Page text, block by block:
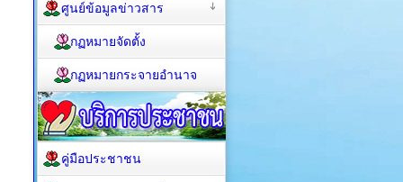
ศูนย์ข้อมูลข่าวสาร
กฏหมายจัดตั้ง
กฏหมายกระจายอำนาจ
คู่มือประชาชน